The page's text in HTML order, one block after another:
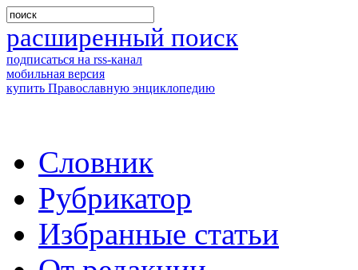
расширенный поиск
подписаться на rss-канал
мобильная версия
купить Православную энциклопедию
Словник
Рубрикатор
Избранные статьи